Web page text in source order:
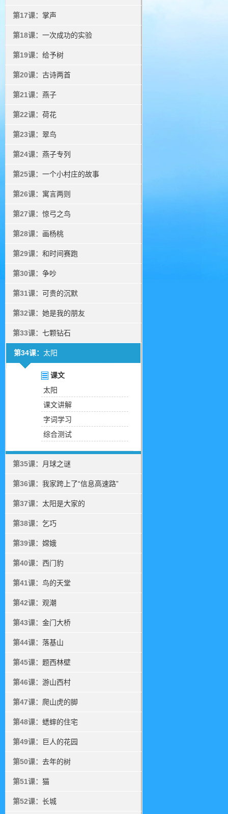
第17课： 掌声
第18课： 一次成功的实验
第19课： 给予树
第20课： 古诗两首
第21课： 燕子
第22课： 荷花
第23课： 翠鸟
第24课： 燕子专列
第25课： 一个小村庄的故事
第26课： 寓言两则
第27课： 惊弓之鸟
第28课： 画杨桃
第29课： 和时间赛跑
第30课： 争吵
第31课： 可贵的沉默
第32课： 她是我的朋友
第33课： 七颗钻石
第34课： 太阳
课文
太阳
课文讲解
字词学习
综合测试
第35课： 月球之谜
第36课： 我家跨上了“信息高速路”
第37课： 太阳是大家的
第38课： 乞巧
第39课： 嫦娥
第40课： 西门豹
第41课： 鸟的天堂
第42课： 观潮
第43课： 金门大桥
第44课： 落基山
第45课： 题西林壁
第46课： 游山西村
第47课： 爬山虎的脚
第48课： 蟋蟀的住宅
第49课： 巨人的花园
第50课： 去年的树
第51课： 猫
第52课： 长城